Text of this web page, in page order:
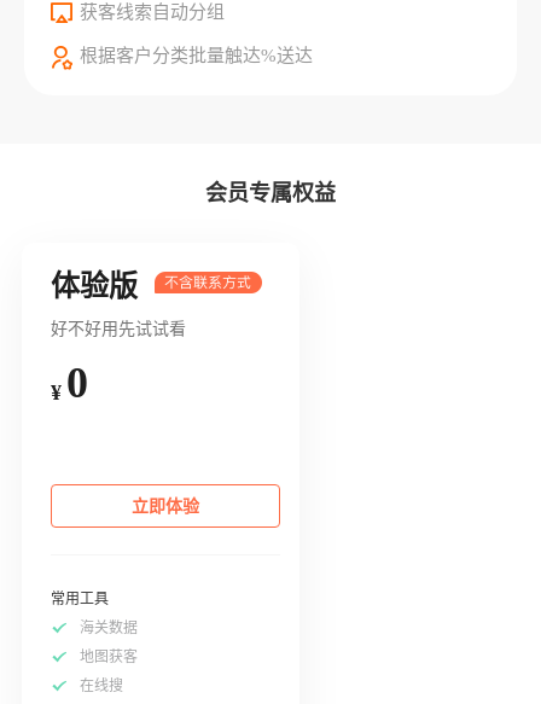
获客线索自动分组
根据客户分类批量触达%送达
会员专属权益
体验版
好不好用先试试看
¥ 0
立即体验
常用工具
海关数据
地图获客
在线搜